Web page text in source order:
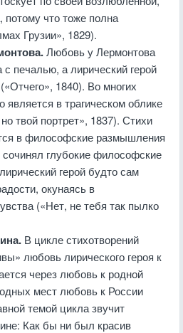
потому что тоже полна
Грузии», 1829).
Любовь у Лермонтова
с печалью, а лирический герой
1840). Во многих
является в трагическом облике
твой портрет», 1837). Стихи
в философские размышления
глубокие философские
герой будто сам
окунаясь в
(«Нет, не тебя так пылко
В цикле стихотворений
любовь лирического героя к
через любовь к родной
мест любовь к России
темой цикла звучит
Как бы ни был красив